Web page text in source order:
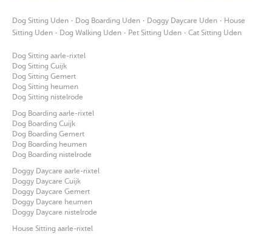
Dog Sitting Uden · Dog Boarding Uden · Doggy Daycare Uden · House
Sitting Uden · Dog Walking Uden · Pet Sitting Uden · Cat Sitting Uden
Dog Sitting aarle-rixtel
Dog Sitting Cuijk
Dog Sitting Gemert
Dog Sitting heumen
Dog Sitting nistelrode
Dog Boarding aarle-rixtel
Dog Boarding Cuijk
Dog Boarding Gemert
Dog Boarding heumen
Dog Boarding nistelrode
Doggy Daycare aarle-rixtel
Doggy Daycare Cuijk
Doggy Daycare Gemert
Doggy Daycare heumen
Doggy Daycare nistelrode
House Sitting aarle-rixtel